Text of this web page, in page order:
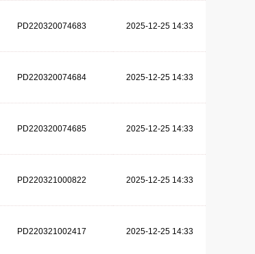
PD220320074683 2025-12-25 14:33
PD220320074684 2025-12-25 14:33
PD220320074685 2025-12-25 14:33
PD220321000822 2025-12-25 14:33
PD220321002417 2025-12-25 14:33